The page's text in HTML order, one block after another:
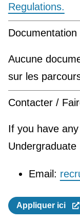
Regulations.
Documentation
Aucune
sur les
Contacter /
If you have
Email:
Appliquer ici